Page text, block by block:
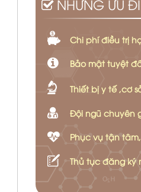
NHỮNG ƯU
Chi phí điều trị
Bảo mật tuyệt
Thiết bị y tế ,cơ
Đội ngũ chuyên
Phục vụ tận
Thủ tục đăng ký